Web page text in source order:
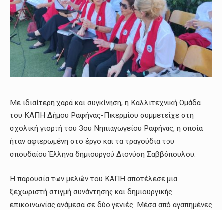
Με ιδιαίτερη χαρά και συγκίνηση, η Καλλιτεχνική Ομάδα
του ΚΑΠΗ Δήμου Ραφήνας-Πικερμίου συμμετείχε στη
σχολική γιορτή του 3ου Νηπιαγωγείου Ραφήνας, η οποία
ήταν αφιερωμένη στο έργο και τα τραγούδια του
σπουδαίου Έλληνα δημιουργού Διονύση Σαββόπουλου.
Η παρουσία των μελών του ΚΑΠΗ αποτέλεσε μια
ξεχωριστή στιγμή συνάντησης και δημιουργικής
επικοινωνίας ανάμεσα σε δύο γενιές. Μέσα από αγαπημένες